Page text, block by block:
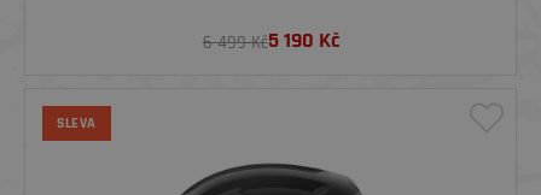
6 499 Kč5 190 Kč
SLEVA